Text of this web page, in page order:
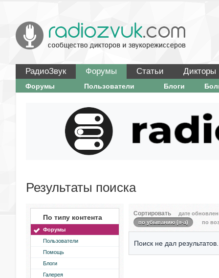
РадиоЗвук Форумы Статьи Дикторы
Форумы Пользователи Блоги
Результаты поиска
По типу контента
Форумы
Пользователи
Помощь
Блоги
Галерея
Сортировать
дате
по убыванию (я-а)
по
Поиск не дал результатов.